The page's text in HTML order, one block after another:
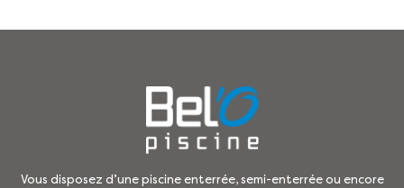
Vous disposez d’une piscine enterrée, semi-enterrée ou encore